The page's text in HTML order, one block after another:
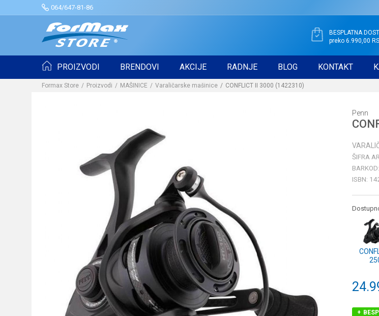
064/647-81-86
BESPLATNA
preko 6.990,00
PROIZVODI BRENDOVI AKCIJE RADNJE BLOG KONTAKT
Formax Store Proizvodi MAŠINICE Varaličarske mašinice CONFLICT II 3000 (1422310)
Penn
ŠIFRA
BARKOD:
ISBN: